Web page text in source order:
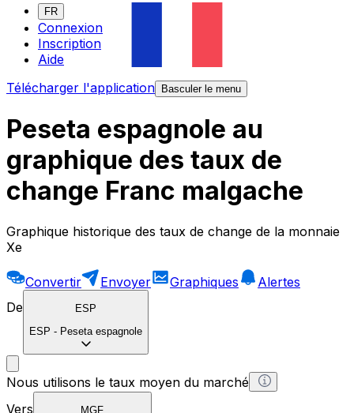
FR
Connexion
Inscription
Aide
Télécharger l'application
Basculer le menu
Peseta espagnole au
graphique des taux de
change Franc malgache
Graphique historique des taux de change de la monnaie
Xe
Convertir Envoyer Graphiques
Alertes
De
ESP
ESP - Peseta espagnole
Nous utilisons le taux moyen du marché
Vers
MGF